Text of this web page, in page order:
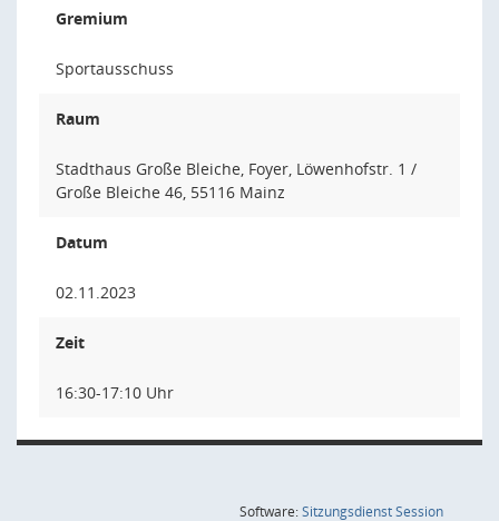
Gremium
Sportausschuss
Raum
Stadthaus Große Bleiche, Foyer, Löwenhofstr. 1 /
Große Bleiche 46, 55116 Mainz
Datum
02.11.2023
Zeit
16:30-17:10 Uhr
Software:SitzungsdienstSession(Wird in